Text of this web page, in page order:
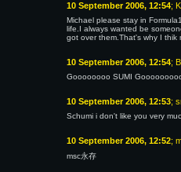
10 September 2006, 12:54;
Michael please stay in
life.I always wanted be
got over them.That's why I
10 September 2006, 12:54;
Goooooooo SUMI
10 September 2006, 12:53;
Schumi i don't like you very
10 September 2006, 12:52;
msc永存